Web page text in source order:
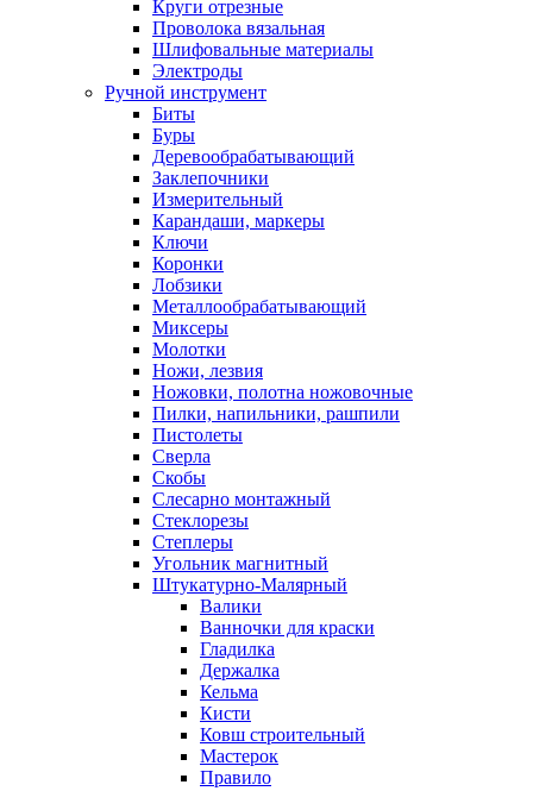
Круги отрезные
Проволока вязальная
Шлифовальные материалы
Электроды
Ручной инструмент
Биты
Буры
Деревообрабатывающий
Заклепочники
Измерительный
Карандаши, маркеры
Ключи
Коронки
Лобзики
Металлообрабатывающий
Миксеры
Молотки
Ножи, лезвия
Ножовки, полотна ножовочные
Пилки, напильники, рашпили
Пистолеты
Сверла
Скобы
Слесарно монтажный
Стеклорезы
Степлеры
Угольник магнитный
Штукатурно-Малярный
Валики
Ванночки для краски
Гладилка
Держалка
Кельма
Кисти
Ковш строительный
Мастерок
Правило